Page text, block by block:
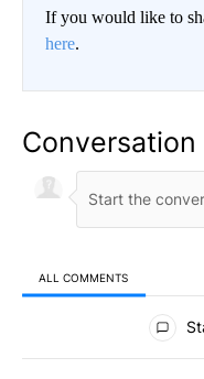
If you would like to
here.
Conversation
ALL COMMENTS
All Comments